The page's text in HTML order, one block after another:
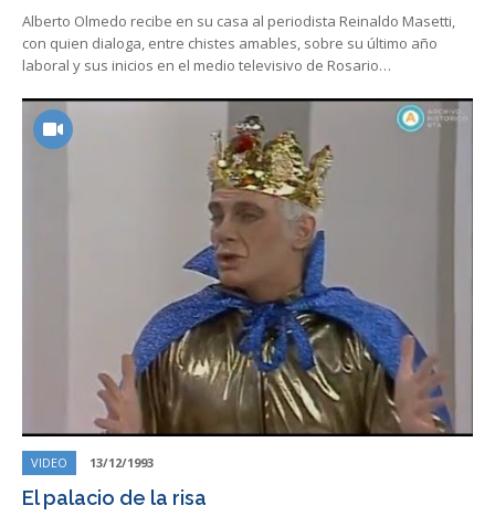
Alberto Olmedo recibe en su casa al periodista Reinaldo Masetti,
con quien dialoga, entre chistes amables, sobre su último año
laboral y sus inicios en el medio televisivo de Rosario…
VIDEO 13/12/1993
El palacio de la risa